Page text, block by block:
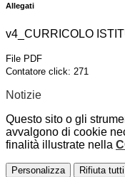
Allegati
v4_CURRICOLO
File PDF
Contatore click: 271
Notizie
Questo sito o gli
avvalgono di cookie
finalità illustrate nella
Personalizza Rifiuta tutti